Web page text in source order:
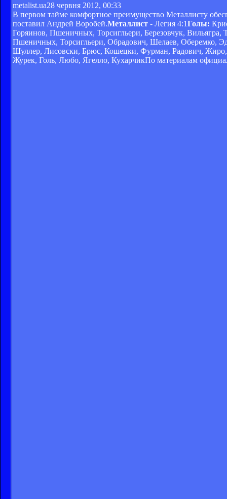
metalist.ua28 червня 2012, 00:33
В первом тайме комфортное преимущество Металлисту
поставил Андрей Воробей.Металлист - Легия 4:1Голы:
Горяинов, Пшеничных, Торсигльери, Березовчук,
Пшеничных, Торсигльери, Обрадович, Шелаев, Оберемко,
Шуллер, Лисовски, Брюс, Кошецки, Фурман, Радович, Жиро,
Журек, Голь, Любо, Ягелло, КухарчикПо материалам